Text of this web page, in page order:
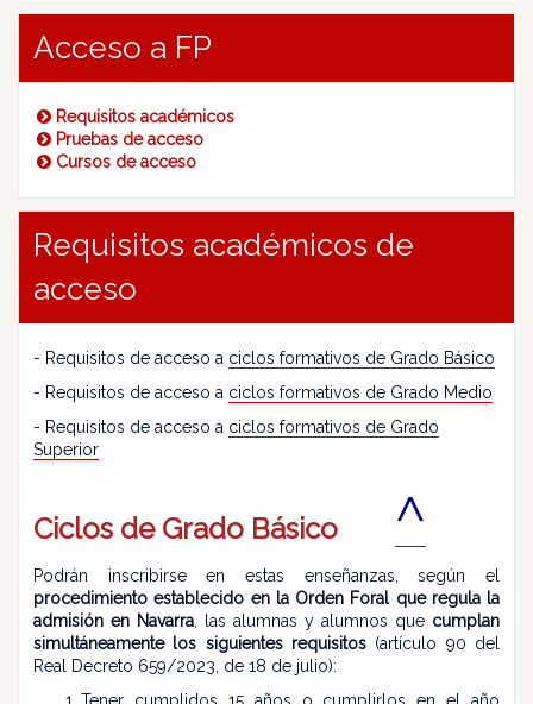
Acceso a FP
Requisitos académicos
Pruebas de acceso
Cursos de acceso
Requisitos académicos de
acceso
- Requisitos de acceso a ciclos formativos de Grado Básico
- Requisitos de acceso a ciclos formativos de Grado Medio
- Requisitos de acceso a ciclos formativos de Grado
Superior
Ciclos de Grado Básico ^
Podrán inscribirse en estas enseñanzas, según el
procedimiento establecido en la Orden Foral que regula la
admisión en Navarra, las alumnas y alumnos que cumplan
simultáneamente los siguientes requisitos (artículo 90 del
Real Decreto 659/2023, de 18 de julio):